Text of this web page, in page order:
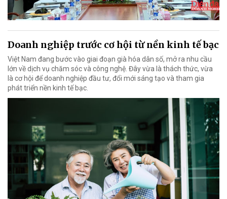
Doanh nghiệp trước cơ hội từ nền kinh tế bạc
Việt Nam đang bước vào giai đoạn già hóa dân số, mở ra nhu cầu
lớn về dịch vụ chăm sóc và công nghệ. Đây vừa là thách thức, vừa
là cơ hội để doanh nghiệp đầu tư, đổi mới sáng tạo và tham gia
phát triển nền kinh tế bạc.